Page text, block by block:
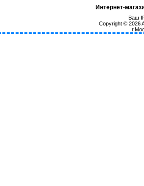
Интернет-
Ваш
Copyright © 2026